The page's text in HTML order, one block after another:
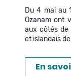
Du 4 mai au
Ozanam ont
aux côtés de
et islandais
En